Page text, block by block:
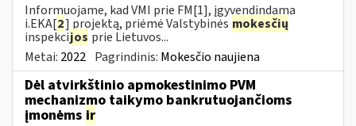
Informuojame, kad VMI prie FM[1], įgyvendindama
i.EKA[2] projektą, priėmė Valstybinės mokesčių
inspekcijos prie Lietuvos...
Metai: 2022 Pagrindinis: Mokesčio naujiena
Dėl atvirkštinio apmokestinimo PVM
mechanizmo taikymo bankrutuojančioms
įmonėms ir